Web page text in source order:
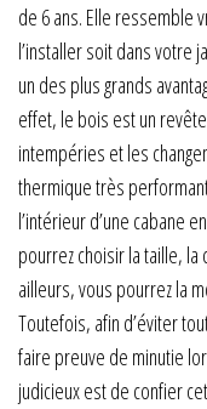
de 6 ans. Elle ressemble
l’installer soit dans votre
un des plus grands
effet, le bois est un
intempéries et les
thermique très
l’intérieur d’une cabane
pourrez choisir la taille,
ailleurs, vous pourrez la
Toutefois, afin d’éviter
faire preuve de minutie
judicieux est de confier